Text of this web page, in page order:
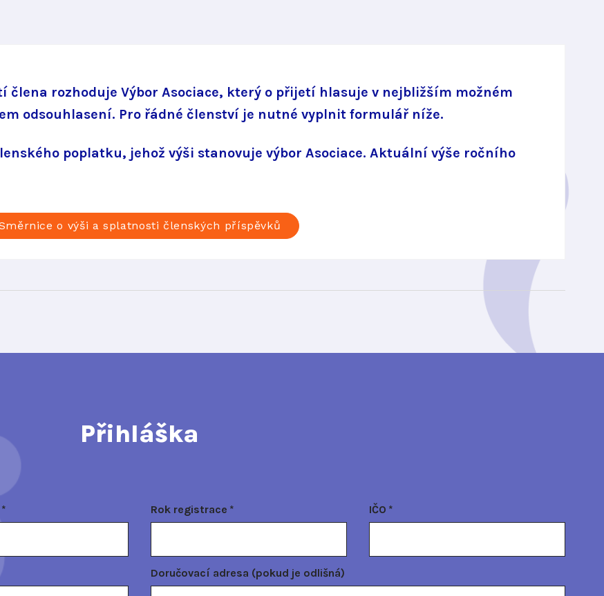
člena rozhoduje Výbor Asociace, který o přijetí hlasuje v nejbližším možném
odsouhlasení. Pro řádné členství je nutné vyplnit formulář níže.
poplatku, jehož výši stanovuje výbor Asociace. Aktuální výše ročního
o výši a splatnosti členských příspěvků
Přihláška
* Rok registrace * IČO *
Doručovací adresa (pokud je odlišná)